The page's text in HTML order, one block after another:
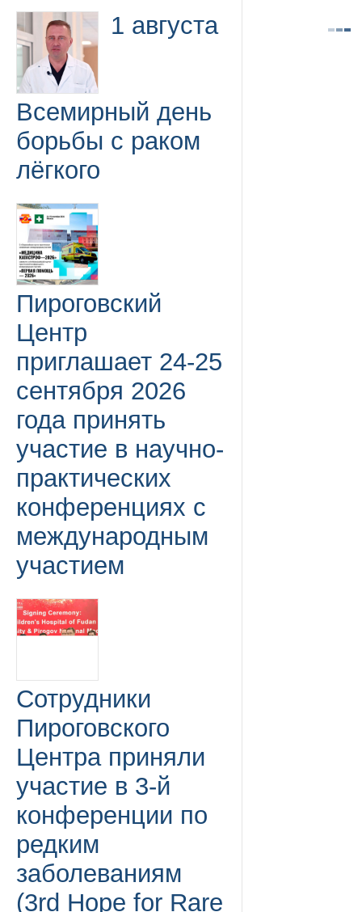
1 августа
Всемирный день
борьбы с раком
лёгкого
Пироговский
Центр
приглашает 24-25
сентября 2026
года принять
участие в научно-
практических
конференциях с
международным
участием
Сотрудники
Пироговского
Центра приняли
участие в 3-й
конференции по
редким
заболеваниям
(3rd Hope for Rare